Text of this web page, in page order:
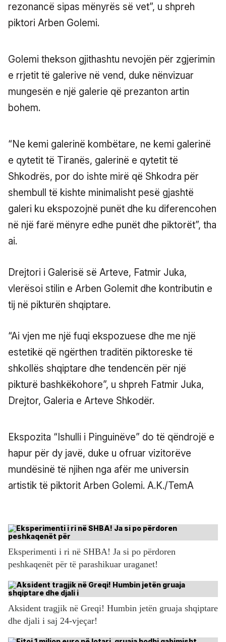
rezonancë sipas mënyrës së vet”, u shpreh
piktori Arben Golemi.
Golemi thekson gjithashtu nevojën për zgjerimin
e rrjetit të galerive në vend, duke nënvizuar
mungesën e një galerie që prezanton artin
bohem.
“Ne kemi galerinë kombëtare, ne kemi galerinë
e qytetit të Tiranës, galerinë e qytetit të
Shkodrës, por do ishte mirë që Shkodra për
shembull të kishte minimalisht pesë gjashtë
galeri ku ekspozojnë punët dhe ku diferencohen
në një farë mënyre edhe punët dhe piktorët”, tha
ai.
Drejtori i Galerisë së Arteve, Fatmir Juka,
vlerësoi stilin e Arben Golemit dhe kontributin e
tij në pikturën shqiptare.
“Ai vjen me një fuqi ekspozuese dhe me një
estetikë që ngërthen traditën piktoreske të
shkollës shqiptare dhe tendencën për një
pikturë bashkëkohore”, u shpreh Fatmir Juka,
Drejtor, Galeria e Arteve Shkodër.
Ekspozita “Ishulli i Pinguinëve” do të qëndrojë e
hapur për dy javë, duke u ofruar vizitorëve
mundësinë të njihen nga afër me universin
artistik të piktorit Arben Golemi. A.K./TemA
Eksperimenti i ri në SHBA! Ja si po përdoren
peshkaqenët për të parashikuar uraganet!
Aksident tragjik në Greqi! Humbin jetën gruaja shqiptare
dhe djali i saj 24-vjeçar!